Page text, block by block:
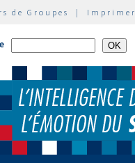
de Groupes | Imprimer